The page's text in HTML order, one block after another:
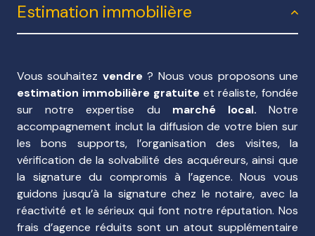
- signature de compromis
- accompagnement lors de la signature de l'acte
savoir-faire afin de réaliser votre rêve de devenir
propriétaire.
Pour vous vendeurs :
Nos estimations gratuites...
Notre expertise du marché immobilier...
Nos fichiers acquéreurs...
Vous permettrons de vendre plus rapidement votre
bien...
Estimation immobilière
Vous souhaitez vendre? Nous vous proposons une
estimation immobilière gratuite et réaliste, fondée
sur notre expertise du marché local. Notre
accompagnement inclut la diffusion de votre bien sur
les bons supports, l’organisation des visites, la
vérification de la solvabilité des acquéreurs, ainsi que
la signature du compromis à l’agence. Nous vous
guidons jusqu’à la signature chez le notaire, avec la
réactivité et le sérieux qui font notre réputation. Nos
frais d’agence réduits sont un atout supplémentaire